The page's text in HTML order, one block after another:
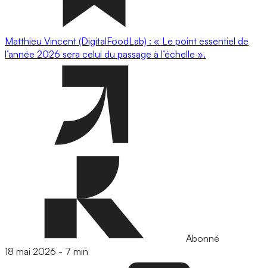
Matthieu Vincent (DigitalFoodLab) : « Le point essentiel de
l’année 2026 sera celui du passage à l’échelle ».
Abonné
18 mai 2026 - 7 min